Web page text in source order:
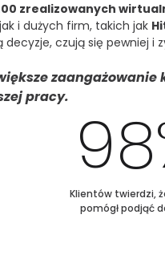
zrealizowanych
i dużych firm, takich jak
czują się pewniej i
pracy.
98
Klientów twierdzi,
pomógł podjąć